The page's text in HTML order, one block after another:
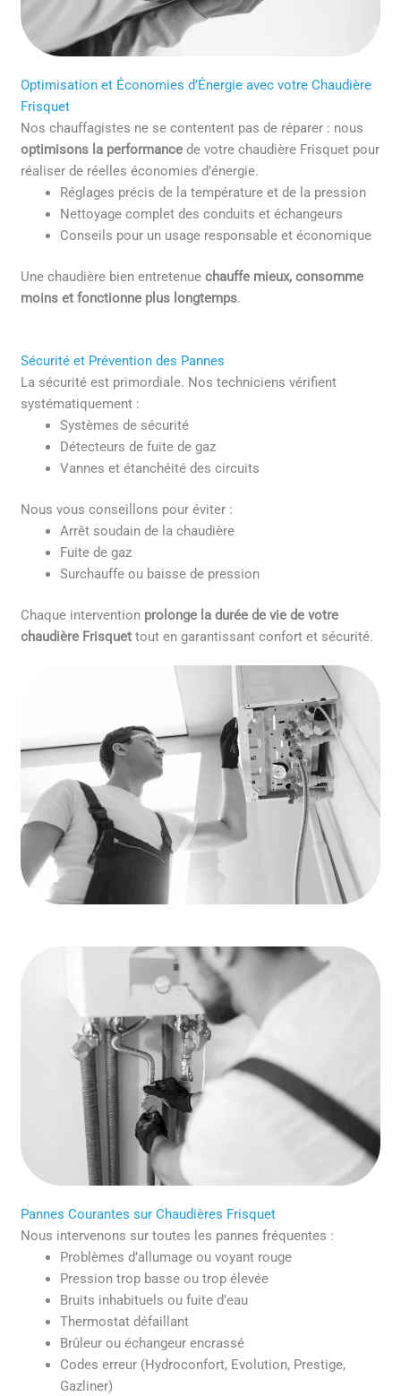
Optimisation et Économies d’Énergie avec votre Chaudière
Frisquet
Nos chauffagistes ne se contentent pas de réparer : nous
optimisons la performance de votre chaudière Frisquet pour
réaliser de réelles économies d’énergie.
Réglages précis de la température et de la pression
Nettoyage complet des conduits et échangeurs
Conseils pour un usage responsable et économique
Une chaudière bien entretenuechauffe mieux, consomme
moins et fonctionne plus longtemps.
Sécurité et Prévention des Pannes
La sécurité est primordiale. Nos techniciens vérifient
systématiquement :
Systèmes de sécurité
Détecteurs de fuite de gaz
Vannes et étanchéité des circuits
Nous vous conseillons pour éviter :
Arrêt soudain de la chaudière
Fuite de gaz
Surchauffe ou baisse de pression
Chaque intervention prolonge la durée de vie de votre
chaudière Frisquet tout en garantissant confort et sécurité.
Pannes Courantes sur Chaudières Frisquet
Nous intervenons sur toutes les pannes fréquentes :
Problèmes d’allumage ou voyant rouge
Pression trop basse ou trop élevée
Bruits inhabituels ou fuite d’eau
Thermostat défaillant
Brûleur ou échangeur encrassé
Codes erreur (Hydroconfort, Evolution, Prestige,
Gazliner)